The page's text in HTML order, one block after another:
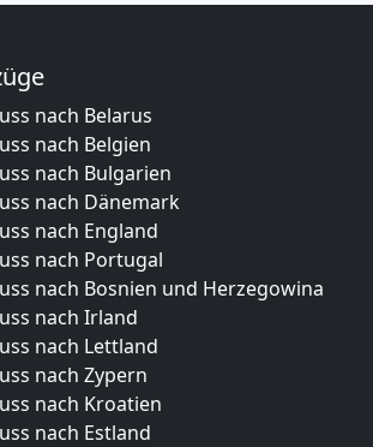
nach Belarus
nach Belgien
nach Bulgarien
nach Dänemark
nach England
nach Portugal
nach Bosnien und Herzegowina
nach Irland
nach Lettland
nach Zypern
nach Kroatien
nach Estland